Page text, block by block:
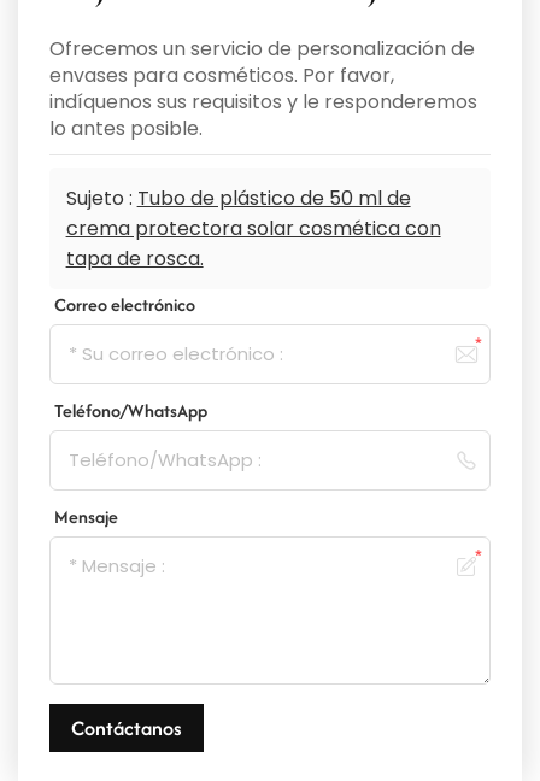
Ofrecemos un servicio de personalización de
envases para cosméticos. Por favor,
indíquenos sus requisitos y le responderemos
lo antes posible.
Sujeto : Tubo de plástico de 50 ml de
crema protectora solar cosmética con
tapa de rosca.
Correo electrónico
Teléfono/WhatsApp
Mensaje
Contáctanos